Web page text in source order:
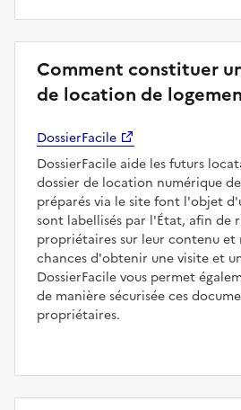
Comment constituer
de location de
DossierFacile
DossierFacile aide les futurs
dossier de location numérique
préparés via le site font l'objet
sont labellisés par l'État, afin de
propriétaires sur leur contenu et
chances d'obtenir une visite et
DossierFacile vous permet
de manière sécurisée ces
propriétaires.